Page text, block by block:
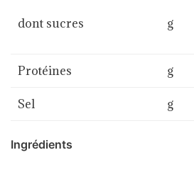
dont sucres g
Protéines g
Sel g
Ingrédients